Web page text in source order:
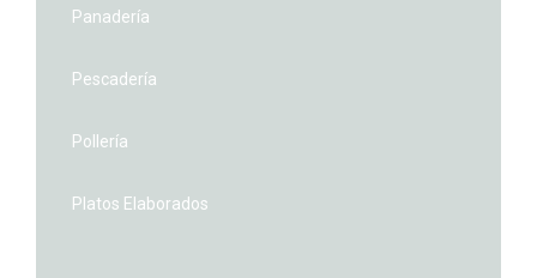
Panadería
Pescadería
Pollería
Platos Elaborados